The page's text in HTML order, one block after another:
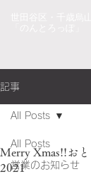
記事
All Posts
営業のお知らせ
All Posts
Merry Xmas!!お
2021